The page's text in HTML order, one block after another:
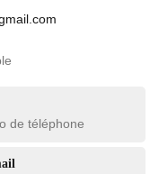
de téléphone